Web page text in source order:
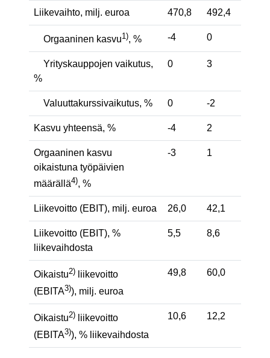
Liikevaihto, milj. euroa 470,8 492,4
Orgaaninen kasvu1), % -4 0
Yrityskauppojen vaikutus,
%
0 3
Valuuttakurssivaikutus, % 0 -2
Kasvu yhteensä, % -4 2
Orgaaninen kasvu
oikaistuna työpäivien
määrällä4), %
-3 1
Liikevoitto (EBIT), milj. euroa 26,0 42,1
Liikevoitto (EBIT), %
liikevaihdosta
5,5 8,6
Oikaistu2) liikevoitto
(EBITA3)), milj. euroa
49,8 60,0
Oikaistu2) liikevoitto
(EBITA3)), % liikevaihdosta
10,6 12,2